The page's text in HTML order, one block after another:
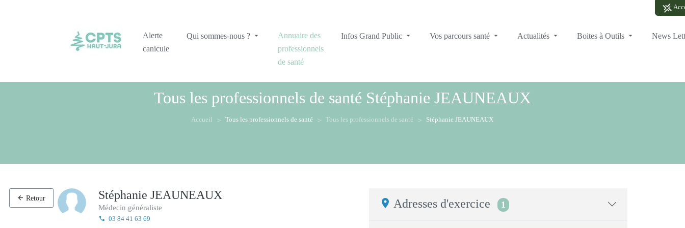
Alerte
canicule
Qui sommes-nous ?
Annuaire des
professionnels
de santé
Infos Grand Public Vos parcours santé Actualités Boites à Outils News
Tous les professionnels de santé Stéphanie JEAUNEAUX
Accueil Tous les professionnels de santé Tous les professionnels de santé Stéphanie JEAUNEAUX
Retour Stéphanie JEAUNEAUX
Médecin généraliste
03 84 41 63 69
Adresses d'exercice 1